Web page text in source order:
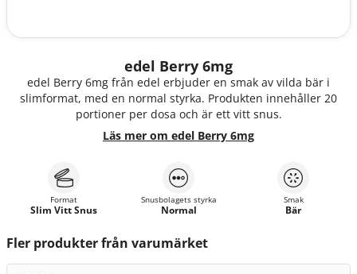
edel Berry 6mg
edel Berry 6mg från edel erbjuder en smak av vilda bär i
slimformat, med en normal styrka. Produkten innehåller 20
portioner per dosa och är ett vitt snus.
Läs mer om edel Berry 6mg
Format
Slim Vitt Snus
Snusbolagets styrka
Normal
Smak
Bär
Fler produkter från varumärket